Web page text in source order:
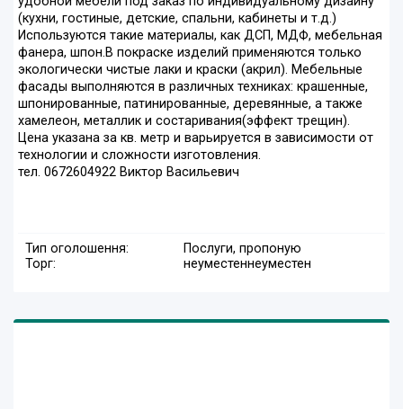
(кухни, гостиные, детские, спальни, кабинеты и т.д.)
Используются такие материалы, как ДСП, МДФ, мебельная
фанера, шпон.В покраске изделий применяются только
экологически чистые лаки и краски (акрил). Мебельные
фасады выполняются в различных техниках: крашенные,
шпонированные, патинированные, деревянные, а также
хамелеон, металлик и состаривания(эффект трещин).
Цена указана за кв. метр и варьируется в зависимости от
технологии и сложности изготовления.
тел. 0672604922 Виктор Васильевич
Тип оголошення:
Послуги, пропоную
Торг:
неуместеннеуместен